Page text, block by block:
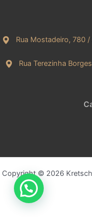
Rua Mostadeiro, 780
Rua Terezinha
Copyright © 2026